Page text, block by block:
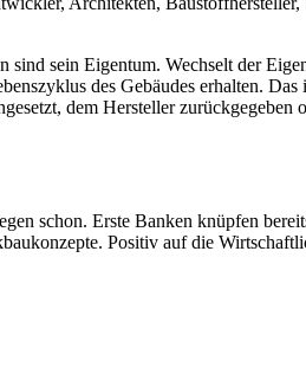
sind sein Eigentum. Wechselt der
des Gebäudes erhalten. Das
dem Hersteller zurückgegeben
schon. Erste Banken knüpfen
Positiv auf die